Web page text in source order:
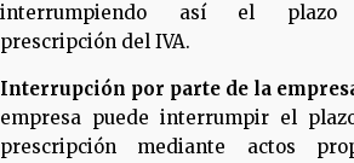
interrumpiendo así el
prescripción del IVA.
Interrupción por parte de la
empresa puede interrumpir el
prescripción mediante actos